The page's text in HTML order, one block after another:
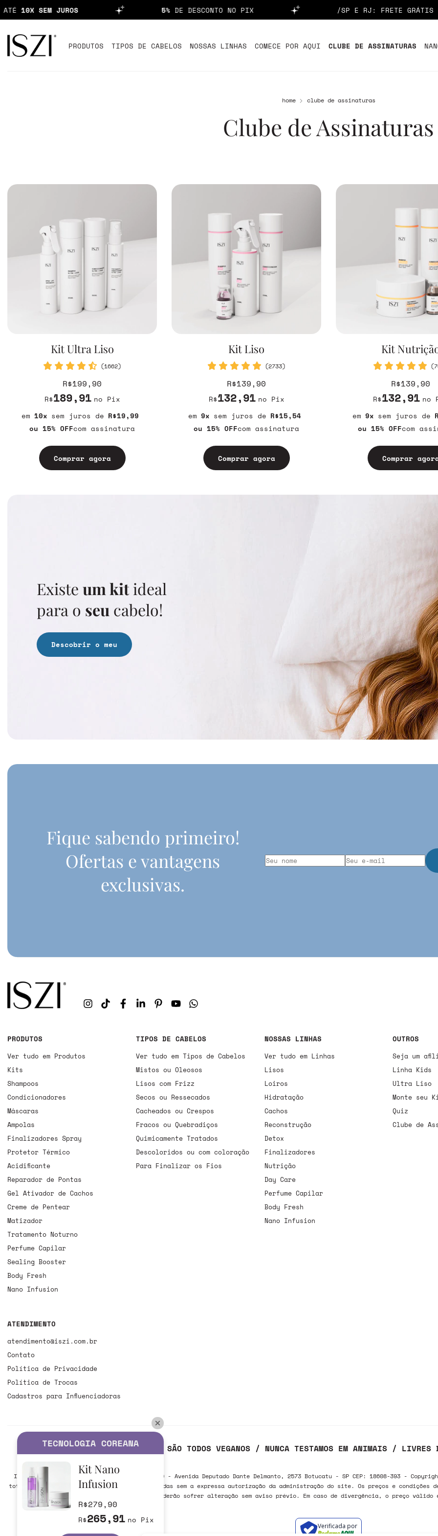
10X SEM JUROS DE DESCONTO NO PIX /SP E RJ: FRETE GRÁTIS
TECNOLOGIA COREANA
Kit Nano
Infusion
R$279,90
R$265,91 no Pix
PRODUTOS TIPOS DE CABELOS NOSSAS LINHAS COMECE POR AQUI CLUBE DE ASSINATURAS
home clube de assinaturas
Clube de Assinaturas
Kit Ultra Liso
(1662)
R$199,90
R$189,91 no Pix
10
R$19,99
sem juros
ou 15% OFFcom assinatura
Comprar agora
Kit Liso
(2733)
R$139,90
R$132,91 no Pix
9
R$15,54
sem juros
ou 15% OFFcom assinatura
Comprar agora
Kit
R$139,90
R$132,91 no
9
sem juros
ou 15% OFFcom
Comprar
Existe um kitideal
para o seu cabelo!
Descobrir o meu
Fique sabendo primeiro!
Ofertas e vantagens
exclusivas.
PRODUTOS
Ver tudo em Produtos
Kits
Shampoos
Condicionadores
Máscaras
Ampolas
Finalizadores Spray
Protetor Térmico
Acidificante
Reparador de Pontas
Gel Ativador de Cachos
Creme de Pentear
Matizador
Tratamento Noturno
Perfume Capilar
Sealing Booster
Body Fresh
Nano Infusion
TIPOS DE CABELOS
Ver tudo em Tipos de Cabelos
Mistos ou Oleosos
Lisos com Frizz
Secos ou Ressecados
Cacheados ou Crespos
Fracos ou Quebradiços
Quimicamente Tratados
Descoloridos ou com coloração
Para Finalizar os Fios
NOSSAS LINHAS
Ver tudo em Linhas
Lisos
Loiros
Hidratação
Cachos
Reconstrução
Detox
Finalizadores
Nutrição
Day Care
Perfume Capilar
Body Fresh
Nano Infusion
OUTROS
Seja um
Linha Kids
Ultra Liso
Monte seu
Quiz
Clube de
ATENDIMENTO
atendimento@iszi.com.br
Contato
Política de Privacidade
Política de Trocas
Cadastros para Influenciadoras
SÃO TODOS VEGANOS / NUNCA TESTAMOS EM ANIMAIS / LIVRES
ISZI Cosméticos LTDA CNPJ 39.718.797/0001-00 - Avenida Deputado Dante Delmanto, 2573 Botucatu - SP CEP: 18608-393 -
total ou parcial das informações aqui veiculadas sem a expressa autorização da administração do site. Os preços e condições
via internet e poderão sofrer alteração sem aviso prévio. Em caso de divergência, o preço válido
Verificada por